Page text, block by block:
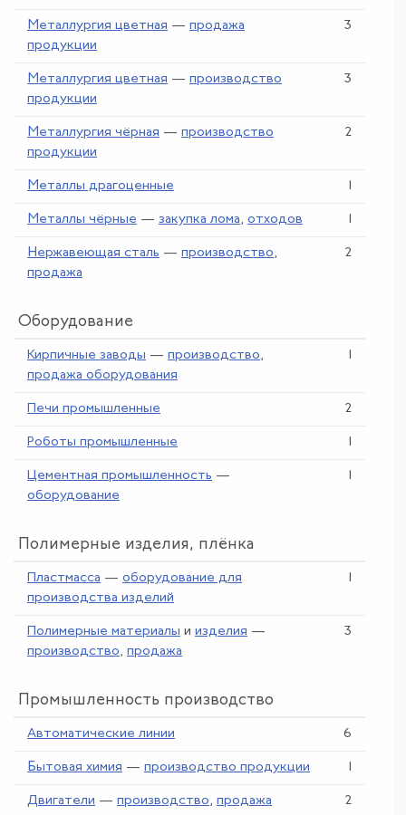
Металлургия цветная — продажа
продукции
3
Металлургия цветная — производство
продукции
3
Металлургия чёрная — производство
продукции
2
Металлы драгоценные 1
Металлы чёрные — закупка лома, отходов 1
Нержавеющая сталь — производство,
продажа
2
Оборудование
Кирпичные заводы — производство,
продажа оборудования
1
Печи промышленные 2
Роботы промышленные 1
Цементная промышленность —
оборудование
1
Полимерные изделия, плёнка
Пластмасса — оборудование для
производства изделий
1
Полимерные материалы и изделия —
производство, продажа
3
Промышленность производство
Автоматические линии 6
Бытовая химия — производство продукции 1
Двигатели — производство, продажа 2